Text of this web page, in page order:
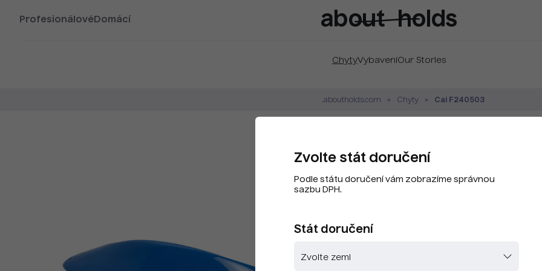
Profesionálové Domácí
ChytyVybaveníOur Stories
.aboutholds.com Chyty Cai F240503
Kód produktu:
CAY8100-
CAY8100-
Zvolte stát doručení
Podle státu doručení vám zobrazíme správnou
sazbu DPH.
Stát doručení